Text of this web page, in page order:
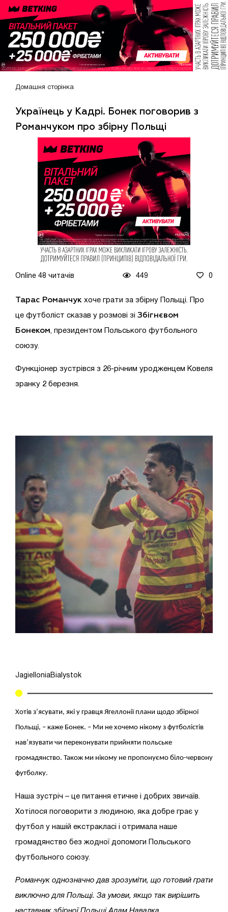
Домашня сторінка
Українець у Кадрі. Бонек поговорив з
Романчуком про збірну Польщі
Online 48 читачів 449 0
Тарас Романчук хоче грати за збірну Польщі. Про
це футболіст сказав у розмові зі Збігнєвом
Бонеком , президентом Польського футбольного
союзу.
Функціонер зустрівся з 26-річним уродженцем Ковеля
зранку 2 березня.
JagielloniaBialystok
Хотів з’ясувати, які у гравця Ягеллонії плани щодо збірної
Польщі, – каже Бонек. – Ми не хочемо нікому з футболістів
нав’язувати чи переконувати прийняти польське
громадянство. Також ми нікому не пропонуємо біло-червону
футболку.
Наша зустріч – це питання етичне і добрих звичаїв.
Хотілося поговорити з людиною, яка добре грає у
футбол у нашій екстракласі і отримала наше
громадянство без жодної допомоги Польського
футбольного союзу.
Романчук однозначно дав зрозуміти, що готовий грати
виключно для Польщі. За умови, якщо так вирішить